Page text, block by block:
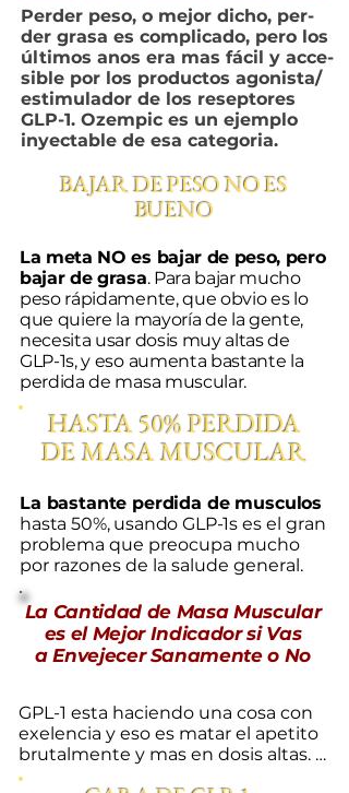
Perder peso, o mejor dicho, per-
der grasa es complicado, pero los
últimos anos era mas fácil y acce-
sible por los productos agonista/
estimulador de los reseptores
GLP-1. Ozempic es un ejemplo
inyectable de esa categoria.
BAJAR DE PESO NO ES
BUENO
La meta NO es bajar de peso, pero
bajar de grasa. Para bajar mucho
peso rápidamente, que obvio es lo
que quiere la mayoría de la gente,
necesita usar dosis muy altas de
GLP-1s, y eso aumenta bastante la
perdida de masa muscular.
HASTA 50% PERDIDA
DE MASA MUSCULAR
​La bastante perdida de musculos
hasta 50%, usando GLP-1s es el gran
problema que preocupa mucho
por razones de la salude general.
La Cantidad de Masa Muscular
es el Mejor Indicador si Vas
a Envejecer Sanamente o No
GPL-1 esta haciendo una cosa con
exelencia y eso es matar el apetito
brutalmente y mas en dosis altas.
Asi come muy pocas calorias y